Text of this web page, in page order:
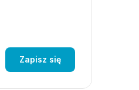
Zapisz się